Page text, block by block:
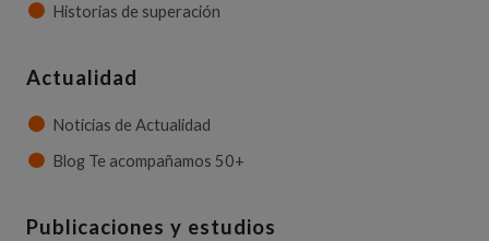
Historias de superación
Actualidad
Noticias de Actualidad
Blog Te acompañamos 50+
Publicaciones y estudios